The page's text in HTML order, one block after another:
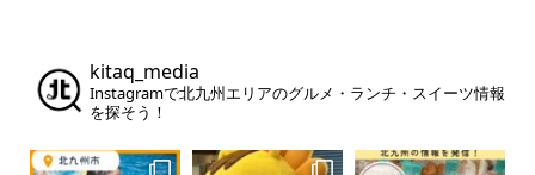
kitaq_media
Instagramで北九州エリアのグルメ・ランチ・スイーツ情報
を探そう！